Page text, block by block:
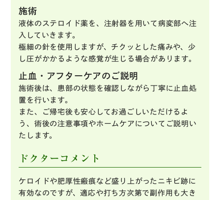
施術
液体のステロイド薬を、注射器を用いて病変部へ注
入していきます。
極細の針を使用しますが、チクッとした痛みや、少
し圧がかかるような感覚が生じる場合があります。
止血・アフターケアのご説明
施術後は、患部の状態を確認しながら丁寧に止血処
置を行います。
また、ご帰宅後も安心してお過ごしいただけるよ
う、術後の注意事項やホームケアについてご説明い
たします。
ドクターコメント
ケロイドや肥厚性瘢痕など盛り上がったニキビ跡に
有効なのですが、適応や打ち方次第で副作用も大き